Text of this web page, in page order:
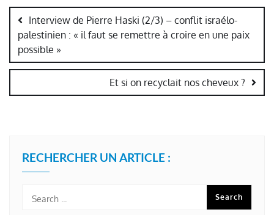
de
l’article
Interview de Pierre Haski (2/3) – conflit israélo-
palestinien : « il faut se remettre à croire en une paix
possible »
Et si on recyclait nos cheveux ?
RECHERCHER UN ARTICLE :